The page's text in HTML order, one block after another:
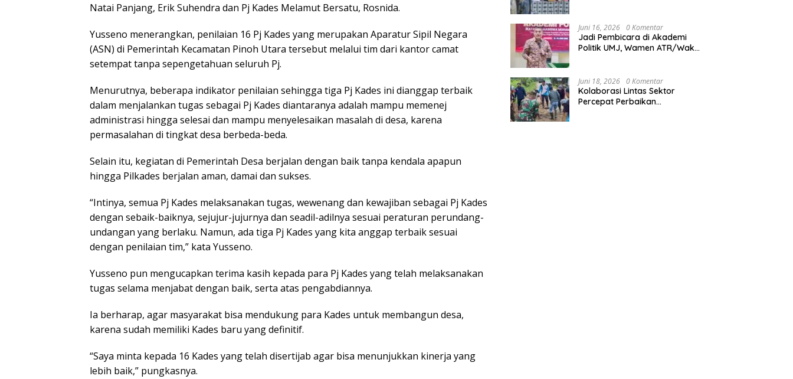
Natai Panjang, Erik Suhendra dan Pj Kades Melamut Bersatu, Rosnida.
Yusseno menerangkan, penilaian 16 Pj Kades yang merupakan Aparatur Sipil Negara
(ASN) di Pemerintah Kecamatan Pinoh Utara tersebut melalui tim dari kantor camat
setempat tanpa sepengetahuan seluruh Pj.
Menurutnya, beberapa indikator penilaian sehingga tiga Pj Kades ini dianggap terbaik
dalam menjalankan tugas sebagai Pj Kades diantaranya adalah mampu memenej
administrasi hingga selesai dan mampu menyelesaikan masalah di desa, karena
permasalahan di tingkat desa berbeda-beda.
Selain itu, kegiatan di Pemerintah Desa berjalan dengan baik tanpa kendala apapun
hingga Pilkades berjalan aman, damai dan sukses.
“Intinya, semua Pj Kades melaksanakan tugas, wewenang dan kewajiban sebagai Pj Kades
dengan sebaik-baiknya, sejujur-jujurnya dan seadil-adilnya sesuai peraturan perundang-
undangan yang berlaku. Namun, ada tiga Pj Kades yang kita anggap terbaik sesuai
dengan penilaian tim,” kata Yusseno.
Yusseno pun mengucapkan terima kasih kepada para Pj Kades yang telah melaksanakan
tugas selama menjabat dengan baik, serta atas pengabdiannya.
Ia berharap, agar masyarakat bisa mendukung para Kades untuk membangun desa,
karena sudah memiliki Kades baru yang definitif.
“Saya minta kepada 16 Kades yang telah disertijab agar bisa menunjukkan kinerja yang
lebih baik,” pungkasnya.
Kalimantan Timur
Juni 16, 2026 0 Komentar
Jadi Pembicara di Akademi
Politik UMJ, Wamen ATR/Waka
Asta Cita Presiden
Juni 18, 2026 0 Komentar
Kolaborasi Lintas Sektor
Percepat Perbaikan